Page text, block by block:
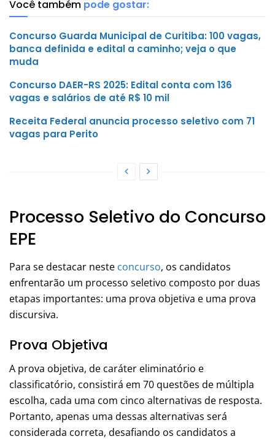
Você também pode gostar:
Concurso Guarda Municipal de Curitiba: 100 vagas,
banca definida e edital a caminho; veja o que
muda
Concurso DAER-RS 2025: Edital conta com 136
vagas e salários de até R$ 10 mil
Receita Federal anuncia processo seletivo com 71
vagas para Perito
Processo Seletivo do Concurso
EPE
Para se destacar neste concurso, os candidatos
enfrentarão um processo seletivo composto por duas
etapas importantes: uma prova objetiva e uma prova
discursiva.
Prova Objetiva
A prova objetiva, de caráter eliminatório e
classificatório, consistirá em 70 questões de múltipla
escolha, cada uma com cinco alternativas de resposta.
Portanto, apenas uma dessas alternativas será
considerada correta, desafiando os candidatos a